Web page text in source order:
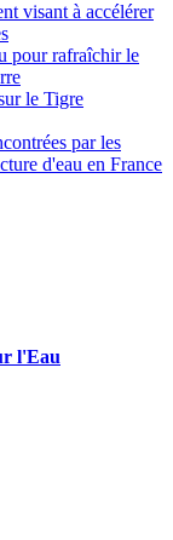
visant à accélérer
pour rafraîchir le
le Tigre
par les
d'eau en France
l'Eau